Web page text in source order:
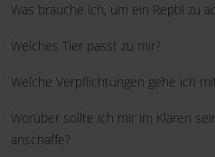
Was brauche ich, um ein Reptil zu
Welches Tier passt zu mir?
Welche Verpflichtungen gehe ich
Worüber sollte ich mir im Klaren
anschaffe?